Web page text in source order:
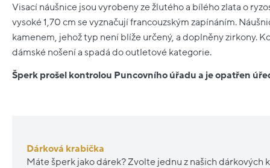
Visací náušnice jsou vyrobeny ze žlutého a bílého zlata o
vysoké 1,70 cm se vyznačují francouzským zapínáním.
kamenem, jehož typ není blíže určený, a doplněny zirkony.
dámské nošení a spadá do outletové kategorie.
Šperk prošel kontrolou Puncovního úřadu a je opatřen
Dárková krabička
Máte šperk jako dárek? Zvolte jednu z našich dárkových